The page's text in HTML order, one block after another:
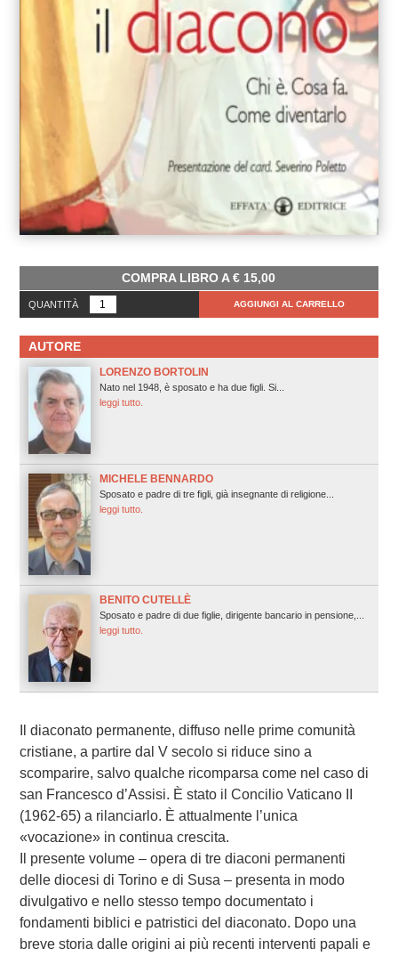
COMPRA LIBRO A€ 15,00
QUANTITÀ AGGIUNGI AL CARRELLO
AUTORE
LORENZO BORTOLIN
Nato nel 1948, è sposato e ha due figli. Si...
leggi tutto.
MICHELE BENNARDO
Sposato e padre di tre figli, già insegnante di religione...
leggi tutto.
BENITO CUTELLÈ
Sposato e padre di due figlie, dirigente bancario in pensione,...
leggi tutto.
Il diaconato permanente, diffuso nelle prime comunità
cristiane, a partire dal V secolo si riduce sino a
scomparire, salvo qualche ricomparsa come nel caso di
san Francesco d’Assisi. È stato il Concilio Vaticano II
(1962-65) a rilanciarlo. È attualmente l’unica
«vocazione» in continua crescita.
Il presente volume – opera di tre diaconi permanenti
delle diocesi di Torino e di Susa – presenta in modo
divulgativo e nello stesso tempo documentato i
fondamenti biblici e patristici del diaconato. Dopo una
breve storia dalle origini ai più recenti interventi papali e